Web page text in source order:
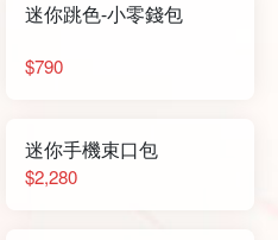
迷你跳色-小零錢包
$790
迷你手機束口包
$2,280